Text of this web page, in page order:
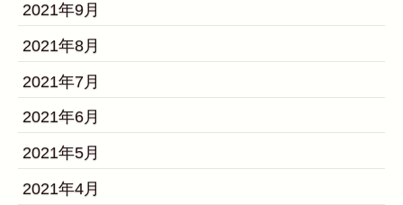
2021年9月
2021年8月
2021年7月
2021年6月
2021年5月
2021年4月